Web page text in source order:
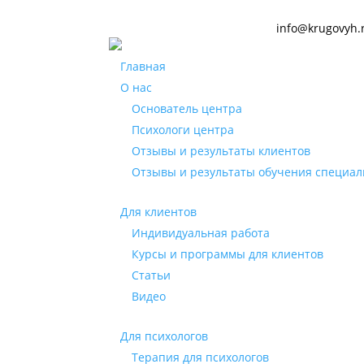
Главная
О нас
Основатель центра
Психологи центра
Отзывы и результаты клиентов
Отзывы и результаты обучения
Для клиентов
Индивидуальная работа
Курсы и программы для клиентов
Статьи
Видео
Для психологов
Терапия для психологов